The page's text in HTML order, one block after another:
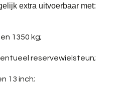
extra uitvoerbaar met:
1350 kg;
reservewielsteun;
13 inch;